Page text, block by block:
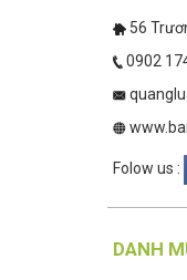
56
0902
Folow us :
DANH